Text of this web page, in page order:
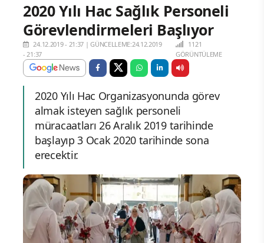
2020 Yılı Hac Sağlık Personeli
Görevlendirmeleri Başlıyor
24.12.2019 - 21:37 |GÜNCELLEME:24.12.2019
- 21:37
1121
GÖRÜNTÜLEME
2020 Yılı Hac Organizasyonunda görev
almak isteyen sağlık personeli
müracaatları 26 Aralık 2019 tarihinde
başlayıp 3 Ocak 2020 tarihinde sona
erecektir.